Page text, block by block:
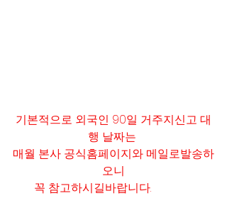
기본적으로 외국인 90일 거주지신고 대
행 날짜는
매월 본사 공식홈페이지와 메일로발송하
오니
꼭 참고하시길바랍니다.